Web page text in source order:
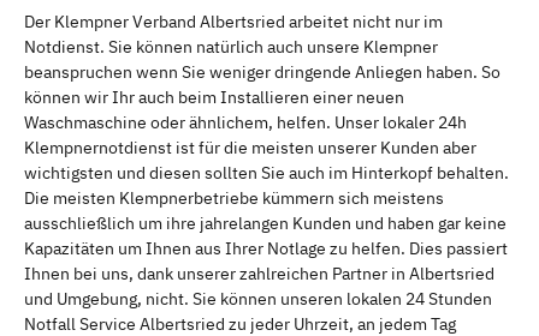
Der Klempner Verband Albertsried arbeitet nicht nur im
Notdienst. Sie können natürlich auch unsere Klempner
beanspruchen wenn Sie weniger dringende Anliegen haben. So
können wir Ihr auch beim Installieren einer neuen
Waschmaschine oder ähnlichem, helfen. Unser lokaler 24h
Klempnernotdienst ist für die meisten unserer Kunden aber
wichtigsten und diesen sollten Sie auch im Hinterkopf behalten.
Die meisten Klempnerbetriebe kümmern sich meistens
ausschließlich um ihre jahrelangen Kunden und haben gar keine
Kapazitäten um Ihnen aus Ihrer Notlage zu helfen. Dies passiert
Ihnen bei uns, dank unserer zahlreichen Partner in Albertsried
und Umgebung, nicht. Sie können unseren lokalen 24 Stunden
Notfall Service Albertsried zu jeder Uhrzeit, an jedem Tag